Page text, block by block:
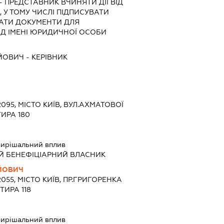
ПРЕДСТАВНИК ВЧИНЯТИ ДІЇ ВІД
ТОМУ ЧИСЛІ ПІДПИСУВАТИ
ДОКУМЕНТИ ДЛЯ
ІМЕНІ ЮРИДИЧНОЇ ОСОБИ
- КЕРІВНИК
МІСТО КИЇВ, ВУЛ.АХМАТОВОЇ
180
вплив
БЕНЕФІЦІАРНИЙ ВЛАСНИК
МІСТО КИЇВ, ПР.ГРИГОРЕНКА
118
вплив